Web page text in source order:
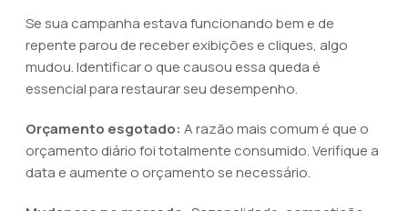
Se sua campanha estava funcionando bem e de
repente parou de receber exibições e cliques, algo
mudou. Identificar o que causou essa queda é
essencial para restaurar seu desempenho.
Orçamento esgotado: A razão mais comum é que o
orçamento diário foi totalmente consumido. Verifique a
data e aumente o orçamento se necessário.